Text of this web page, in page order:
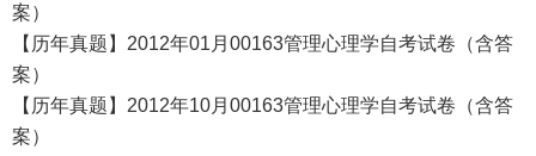
案）
【历年真题】2012年01月00163管理心理学自考试卷（含答
案）
【历年真题】2012年10月00163管理心理学自考试卷（含答
案）